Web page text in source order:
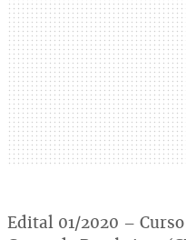
Edital 01/2020 –